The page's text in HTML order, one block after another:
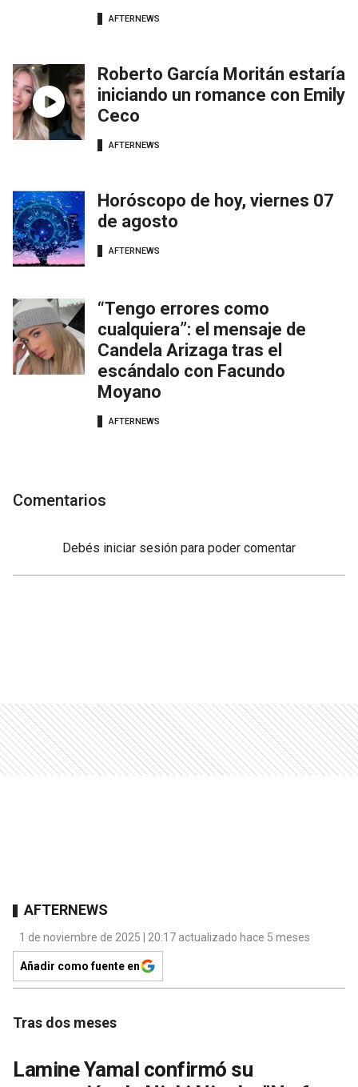
AFTERNEWS
Roberto García Moritán estaría
iniciando un romance con Emily
Ceco
AFTERNEWS
Horóscopo de hoy, viernes 07
de agosto
AFTERNEWS
“Tengo errores como
cualquiera”: el mensaje de
Candela Arizaga tras el
escándalo con Facundo
Moyano
AFTERNEWS
Comentarios
Debés iniciar sesión para poder comentar
AFTERNEWS
1 de noviembre de 2025 | 20:17 actualizado hace 5 meses
Añadir como fuente en
Tras dos meses
Lamine Yamal confirmó su